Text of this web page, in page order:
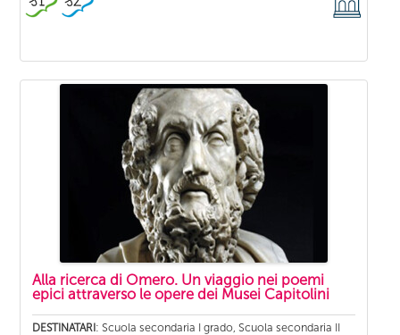
Alla ricerca di Omero. Un viaggio nei poemi
epici attraverso le opere dei Musei Capitolini
DESTINATARI: Scuola secondaria I grado, Scuola secondaria II